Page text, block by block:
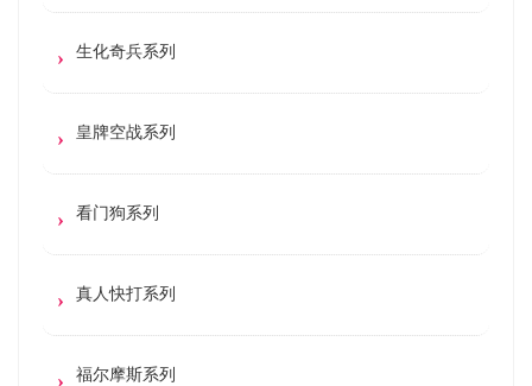
生化奇兵系列
皇牌空战系列
看门狗系列
真人快打系列
福尔摩斯系列